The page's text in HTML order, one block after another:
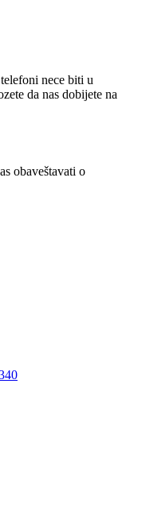
nece biti u
da nas dobijete na
obaveštavati o